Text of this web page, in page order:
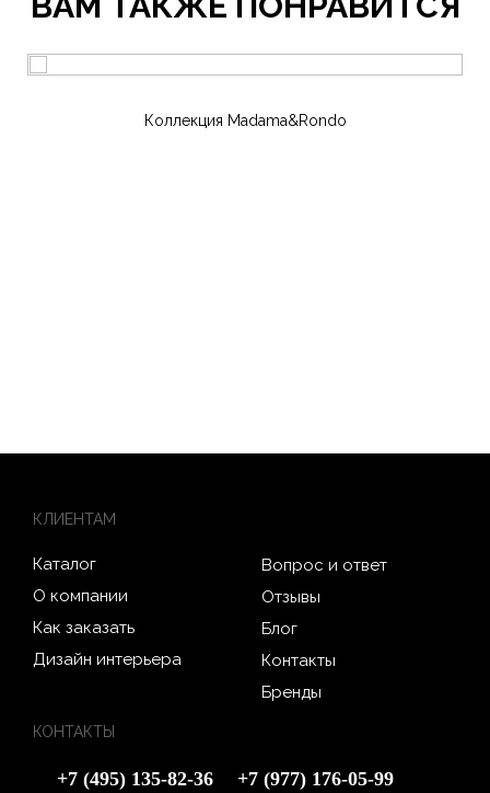
Коллекция Madama&Rondo
КЛИЕНТАМ
Каталог
О компании
Как заказать
Дизайн интерьера
Вопрос и ответ
Отзывы
Блог
Контакты
Бренды
КОНТАКТЫ
+7 (495) 135-82-36 +7 (977) 176-05-99